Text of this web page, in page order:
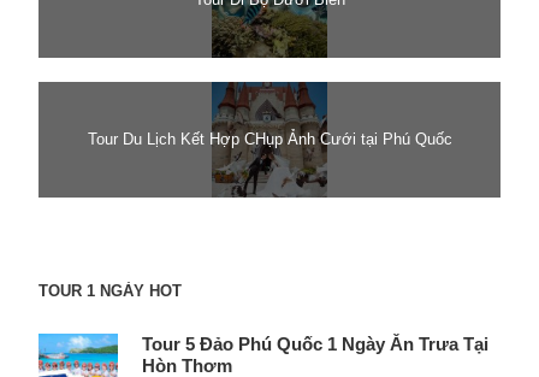
Tour Du Lịch Kết Hợp CHụp Ảnh Cưới tại Phú Quốc
TOUR 1 NGÀY HOT
Tour 5 Đảo Phú Quốc 1 Ngày Ăn Trưa Tại
Hòn Thơm